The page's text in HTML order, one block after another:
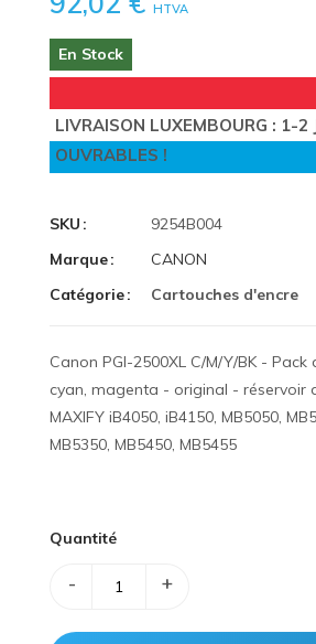
HTVA
En Stock
LIVRAISON LUXEMBOURG : 1-2
OUVRABLES !
SKU
9254B004
Marque
CANON
Catégorie
Cartouches d'encre
Canon PGI-2500XL C/M/Y/BK - Pack
cyan, magenta - original - réservoir
MAXIFY iB4050, iB4150, MB5050,
MB5350, MB5450, MB5455
Quantité
- +